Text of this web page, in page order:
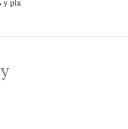
рік